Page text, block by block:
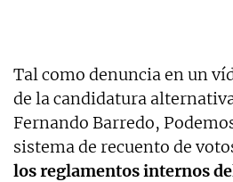
Tal como denuncia en un
de la candidatura
Fernando Barredo,
sistema de recuento de
los reglamentos internos